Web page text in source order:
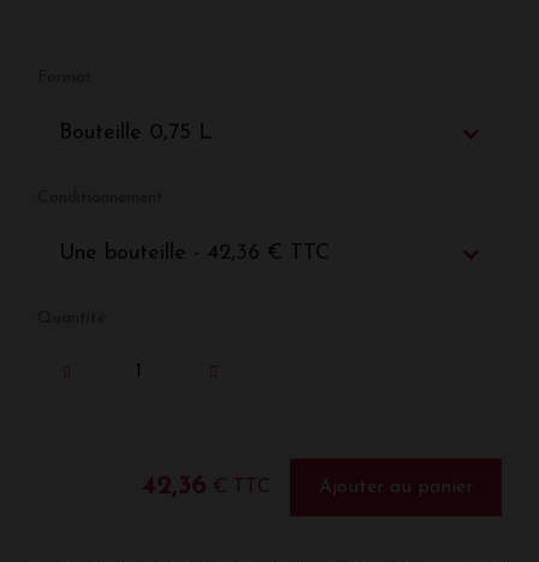
Bouteille 0,75 L
Une bouteille - 42,36 € TTC
42,36 € TTC Ajouter au panier